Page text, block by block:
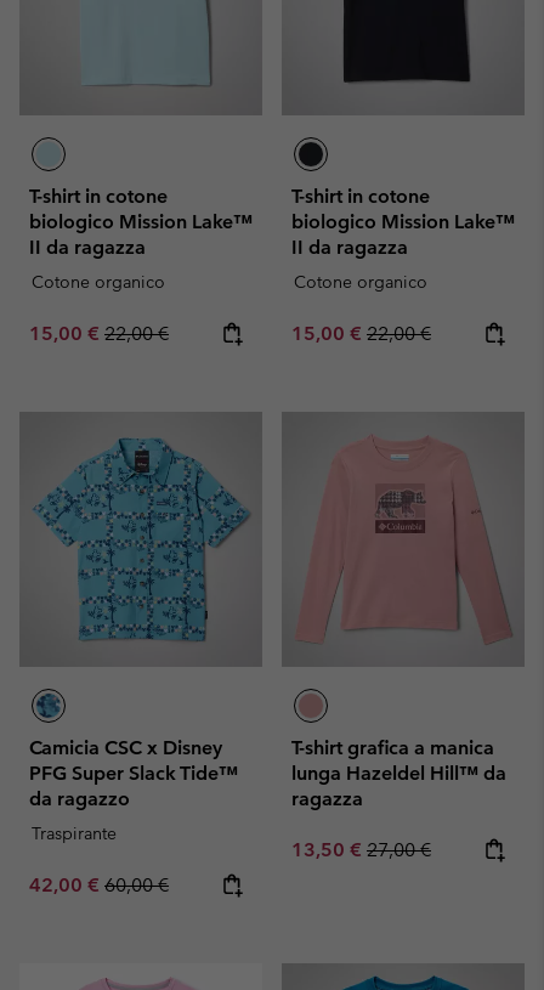
T-shirt in cotone
biologico Mission Lake™
II da ragazza
Cotone organico
Sale price:
15,00 € Regular price:
22,00 €
T-shirt in cotone
biologico Mission Lake™
II da ragazza
Cotone organico
Sale price:
15,00 € Regular price:
22,00 €
Camicia CSC x Disney
PFG Super Slack Tide™
da ragazzo
Traspirante
Sale price:
42,00 € Regular price:
60,00 €
T-shirt grafica a manica
lunga Hazeldel Hill™ da
ragazza
Sale price:
13,50 € Regular price:
27,00 €